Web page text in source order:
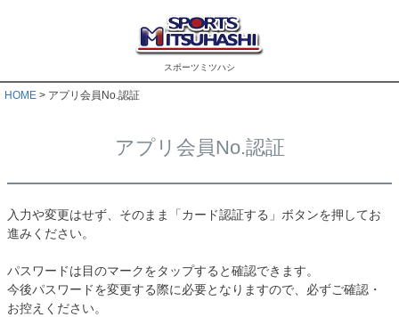
スポーツミツハシ
HOME アプリ会員No.認証
アプリ会員No.認証
入力や変更はせず、そのまま「カード認証する」ボタンを押してお
進みください。
パスワードは目のマークをタップすると確認できます。
今後パスワードを変更する際に必要となりますので、必ずご確認・
お控えください。